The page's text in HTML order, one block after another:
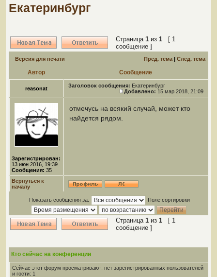
Екатеринбург
Страница 1 из 1 [ 1
сообщение ]
Версия для печати Пред. тема | След. тема
Автор Сообщение
reasonat Заголовок сообщения: Екатеринбург
Добавлено: 15 мар 2018, 21:09
Зарегистрирован:
13 июн 2016, 19:39
Сообщения: 35
отмечусь на всякий случай, может кто
найдется рядом.
Вернуться к
началу
Показать сообщения за: Поле сортировки
Страница 1 из 1 [ 1
сообщение ]
Кто сейчас на конференции
Сейчас этот форум просматривают: нет зарегистрированных пользователей
и гости: 1